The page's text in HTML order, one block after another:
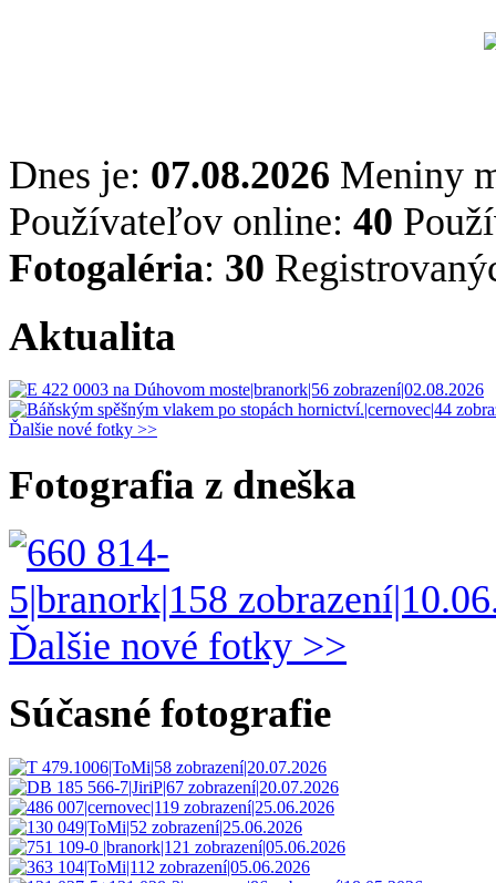
Dnes je: 07.08.2026 Meniny
Používateľov online: 40
Fotogaléria: 30
Aktualita
Ďalšie nové fotky >>
Fotografia z dneška
Ďalšie nové fotky >>
Súčasné fotografie